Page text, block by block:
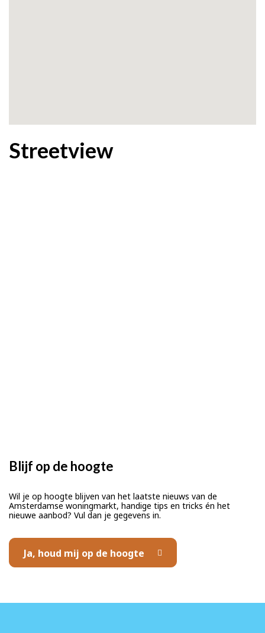
Streetview
Blijf op de hoogte
Wil je op hoogte blijven van het laatste nieuws van de
Amsterdamse woningmarkt, handige tips en tricks én het
nieuwe aanbod? Vul dan je gegevens in.
Ja, houd mij op de hoogte